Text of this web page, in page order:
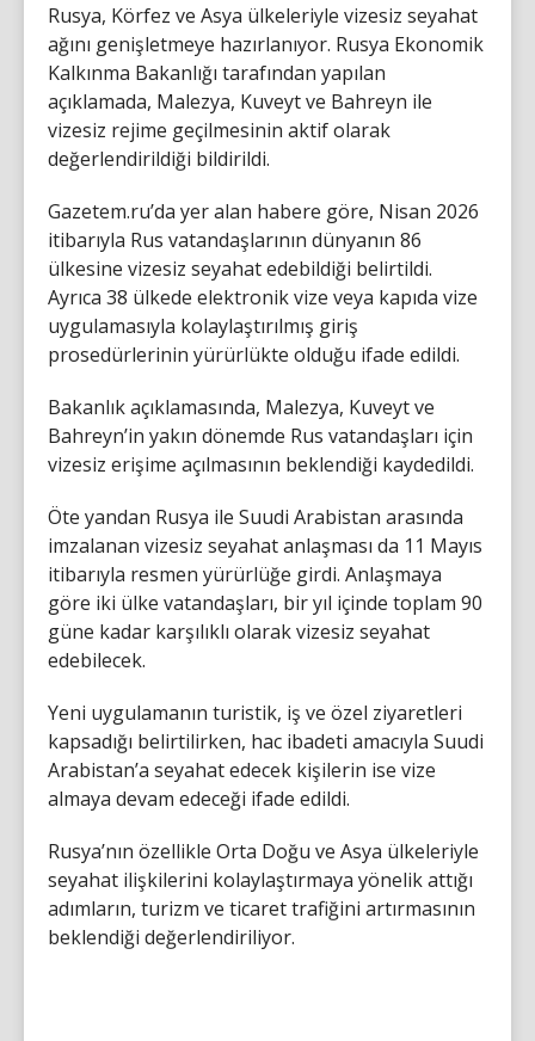
Rusya, Körfez ve Asya ülkeleriyle vizesiz seyahat
ağını genişletmeye hazırlanıyor. Rusya Ekonomik
Kalkınma Bakanlığı tarafından yapılan
açıklamada, Malezya, Kuveyt ve Bahreyn ile
vizesiz rejime geçilmesinin aktif olarak
değerlendirildiği bildirildi.
Gazetem.ru’da yer alan habere göre, Nisan 2026
itibarıyla Rus vatandaşlarının dünyanın 86
ülkesine vizesiz seyahat edebildiği belirtildi.
Ayrıca 38 ülkede elektronik vize veya kapıda vize
uygulamasıyla kolaylaştırılmış giriş
prosedürlerinin yürürlükte olduğu ifade edildi.
Bakanlık açıklamasında, Malezya, Kuveyt ve
Bahreyn’in yakın dönemde Rus vatandaşları için
vizesiz erişime açılmasının beklendiği kaydedildi.
Öte yandan Rusya ile Suudi Arabistan arasında
imzalanan vizesiz seyahat anlaşması da 11 Mayıs
itibarıyla resmen yürürlüğe girdi. Anlaşmaya
göre iki ülke vatandaşları, bir yıl içinde toplam 90
güne kadar karşılıklı olarak vizesiz seyahat
edebilecek.
Yeni uygulamanın turistik, iş ve özel ziyaretleri
kapsadığı belirtilirken, hac ibadeti amacıyla Suudi
Arabistan’a seyahat edecek kişilerin ise vize
almaya devam edeceği ifade edildi.
Rusya’nın özellikle Orta Doğu ve Asya ülkeleriyle
seyahat ilişkilerini kolaylaştırmaya yönelik attığı
adımların, turizm ve ticaret trafiğini artırmasının
beklendiği değerlendiriliyor.